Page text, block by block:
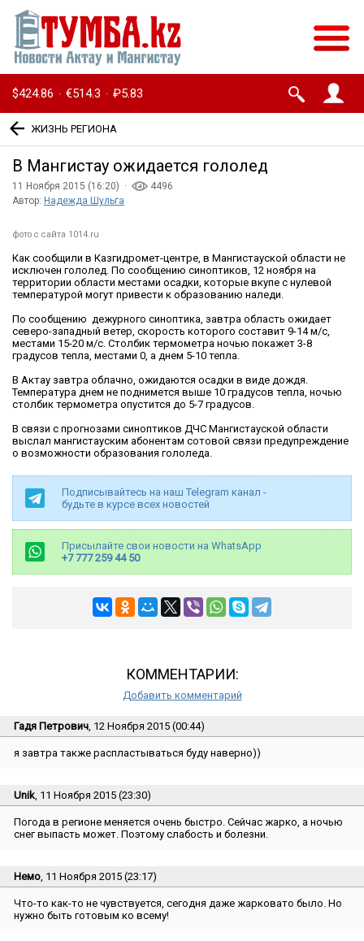
$424.86 · €514.3 · ₽5.83
ЖИЗНЬ РЕГИОНА
В Мангистау ожидается гололед
11 Ноября 2015 (16:20) ·
4496
Автор: Надежда Шульга
фото с сайта 1014.ru
Как сообщили в Казгидромет-центре, в Мангистауской области не
исключен гололед. По сообщению синоптиков, 12 ноября на
территории области местами осадки, которые вкупе с нулевой
температурой могут привести к образованию наледи.
По сообщению дежурного синоптика, завтра область ожидает
северо-западный ветер, скорость которого составит 9-14 м/с,
местами 15-20 м/с. Столбик термометра ночью покажет 3-8
градусов тепла, местами 0, а днем 5-10 тепла.
В Актау завтра облачно, ожидаются осадки в виде дождя.
Температура днем не поднимется выше 10 градусов тепла, ночью
столбик термометра опустится до 5-7 градусов.
В связи с прогнозами синоптиков ДЧС Мангистауской области
выслал мангистауским абонентам сотовой связи предупреждение
о возможности образования гололеда.
Подписывайтесь на наш Telegram канал -
будьте в курсе всех новостей
Присылайте свои новости на WhatsApp
+7 777 259 44 50
КОММЕНТАРИИ:
Добавить комментарий
Гадя Петрович, 12 Ноября 2015 (00:44)
я завтра также распластываться буду наверно))
Unik, 11 Ноября 2015 (23:30)
Погода в регионе меняется очень быстро. Сейчас жарко, а ночью
снег выпасть может. Поэтому слабость и болезни.
Немо, 11 Ноября 2015 (23:17)
Что-то как-то не чувствуется, сегодня даже жарковато было. Но
нужно быть готовым ко всему!